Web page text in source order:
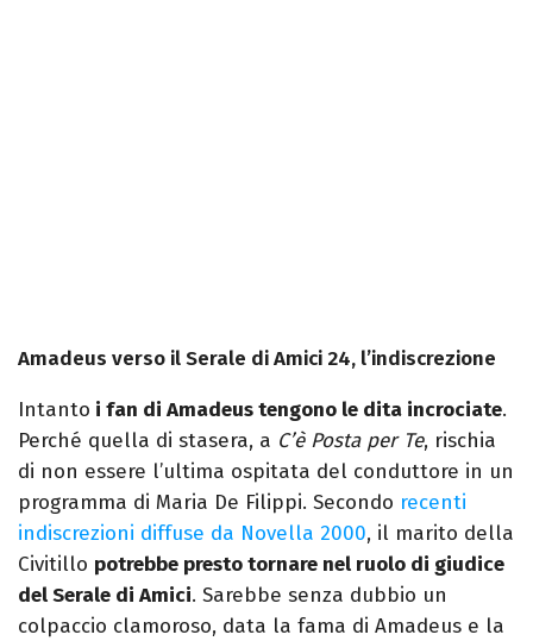
Amadeus verso il Serale di Amici 24, l’indiscrezione
Intanto i fan di Amadeus tengono le dita incrociate.
Perché quella di stasera, a C’è Posta per Te, rischia
di non essere l’ultima ospitata del conduttore in un
programma di Maria De Filippi. Secondo recenti
indiscrezioni diffuse da Novella 2000, il marito della
Civitillo potrebbe presto tornare nel ruolo di giudice
del Serale di Amici. Sarebbe senza dubbio un
colpaccio clamoroso, data la fama di Amadeus e la